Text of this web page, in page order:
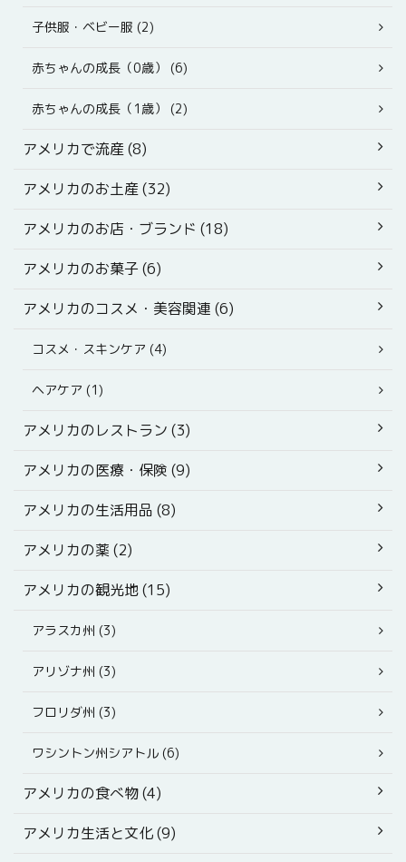
子供服・ベビー服 (2)
赤ちゃんの成長（0歳） (6)
赤ちゃんの成長（1歳） (2)
アメリカで流産 (8)
アメリカのお土産 (32)
アメリカのお店・ブランド (18)
アメリカのお菓子 (6)
アメリカのコスメ・美容関連 (6)
コスメ・スキンケア (4)
ヘアケア (1)
アメリカのレストラン (3)
アメリカの医療・保険 (9)
アメリカの生活用品 (8)
アメリカの薬 (2)
アメリカの観光地 (15)
アラスカ州 (3)
アリゾナ州 (3)
フロリダ州 (3)
ワシントン州シアトル (6)
アメリカの食べ物 (4)
アメリカ生活と文化 (9)